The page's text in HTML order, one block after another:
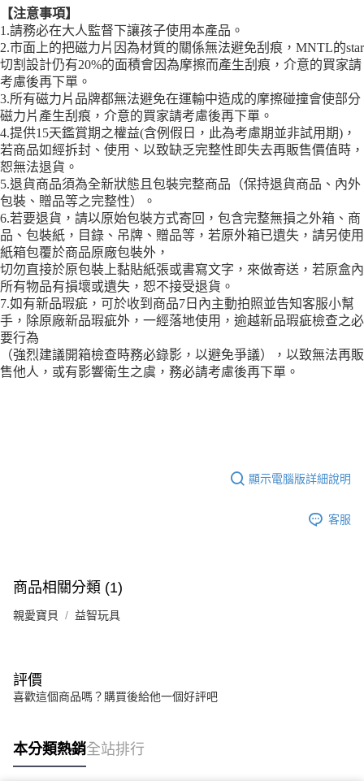
【注意事項】
1.請務必在大人監督下讓孩子使用本產品。
2.市面上的把磁力片因為材質的關係無法避免刮痕，MNTL的star
切割設計仍有20%的面積會因為摩擦而產生刮痕，介意的買家請
考慮後再下單。
3.所有磁力片品牌都無法避免在運輸中造成的摩擦碰撞會使部分
磁力片產生刮痕，介意的買家請考慮後再下單。
4.提供15天鑑賞期之權益(含例假日，此為考慮期並非試用期)，
若商品如經拆封、使用、以致缺乏完整性即失去再販售價值時，
恕無法退貨。
5.退貨商品須為全新狀態且包裝完整商品（保持退貨商品、內外
包裝、贈品等之完整性）。
6.若要退貨，請以原始包裝方式寄回，包含完整無損之外箱、商
品、包裝紙，目錄、吊牌、贈品等，若原外箱已遺失，請另使用
紙箱包覆於商品原廠包裝外，
切勿直接於原包裝上黏貼紙張或書寫文字，來做寄送，若原盒內
所有物品有損壞或遺失，恕不接受退貨。
7.如有新品瑕疵，可於收到商品7日內主動拍照並告知客服小幫
手，除原廠新品瑕疵外，一經落地使用，逾越新品瑕疵檢查之必
要行為
（強烈建議開箱檢查時務必錄影，以避免爭議），以致無法再販
售他人，或有影響衛生之虞，務必請考慮後再下單。
顯示電腦版詳細說明
客服
商品相關分類 (1)
親愛寶貝 益智玩具
評價
喜歡這個商品嗎？購買後給他一個好評吧
本分類熱銷全站排行